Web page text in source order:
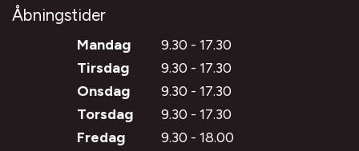
Åbningstider
Mandag
9.30 - 17.30
Tirsdag
9.30 - 17.30
Onsdag
9.30 - 17.30
Torsdag
9.30 - 17.30
Fredag
9.30 - 18.00